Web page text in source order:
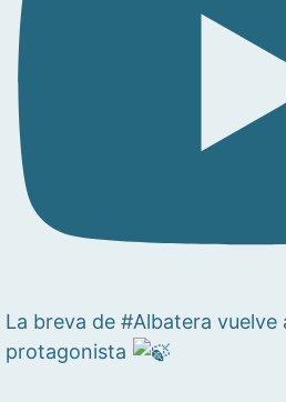
La breva de #Albatera
protagonista